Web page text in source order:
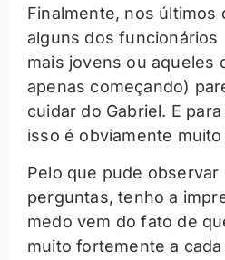
Finalmente, nos últimos
alguns dos funcionários
mais jovens ou aqueles
apenas começando)
cuidar do Gabriel. E
isso é obviamente
Pelo que pude
perguntas, tenho a
medo vem do fato de
muito fortemente a